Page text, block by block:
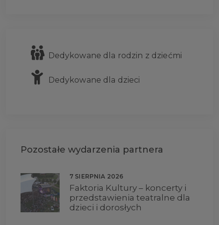
Dedykowane dla rodzin z dziećmi
Dedykowane dla dzieci
Pozostałe wydarzenia partnera
7 SIERPNIA 2026
Faktoria Kultury – koncerty i
przedstawienia teatralne dla
dzieci i dorosłych